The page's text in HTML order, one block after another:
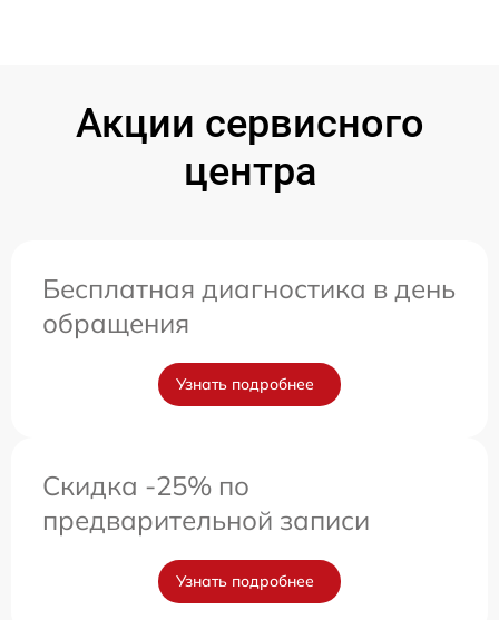
Акции сервисного
центра
Бесплатная диагностика в день
обращения
Узнать подробнее
Скидка -25% по
предварительной записи
Узнать подробнее